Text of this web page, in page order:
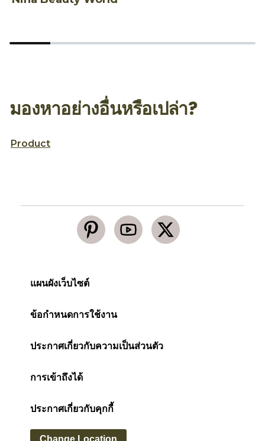
มองหาอย่างอื่นหรือเปล่า?
Product
แผนผังเว็บไซต์
ข้อกำหนดการใช้งาน
ประกาศเกี่ยวกับความเป็นส่วนตัว
การเข้าถึงได้
ประกาศเกี่ยวกับคุกกี้
Change Location